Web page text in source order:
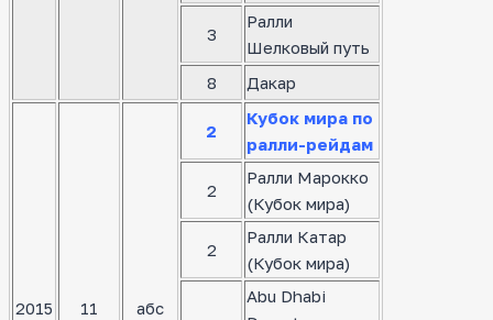
3
Ралли
Шелковый путь
8
Дакар
2015 11 абс
2
Кубок мира по
ралли-рейдам
2
Ралли Марокко
(Кубок мира)
2
Ралли Катар
(Кубок мира)
Abu Dhabi